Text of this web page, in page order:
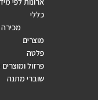
כללי
מכירה
מוצרים
פלטה
פרזול
שוברי מתנה